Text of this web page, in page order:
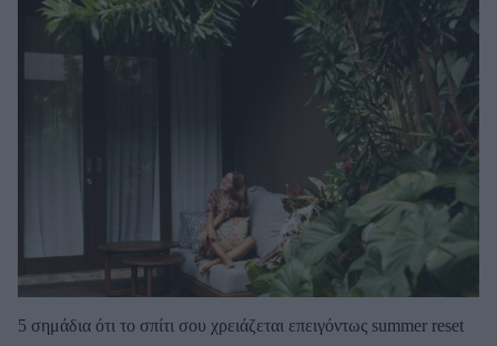
5 σημάδια ότι το σπίτι σου χρειάζεται επειγόντως summer reset